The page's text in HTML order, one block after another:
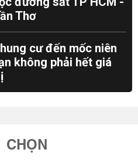
Thơ
cư đến mốc niên
không phải hết giá
CHỌN